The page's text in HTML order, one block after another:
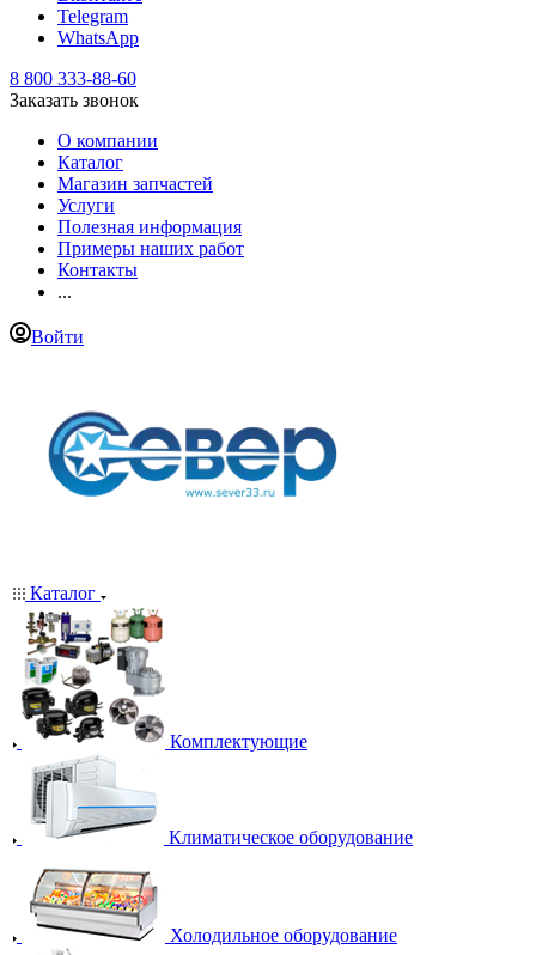
Telegram
WhatsApp
8 800 333-88-60
Заказать звонок
О компании
Каталог
Магазин запчастей
Услуги
Полезная информация
Примеры наших работ
Контакты
...
Войти
Каталог
Комплектующие
Климатическое оборудование
Холодильное оборудование